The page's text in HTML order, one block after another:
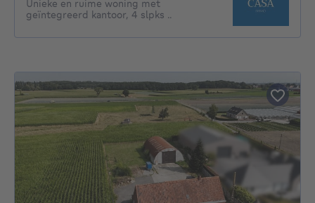
Unieke en ruime woning met
geïntegreerd kantoor, 4 slpks ..